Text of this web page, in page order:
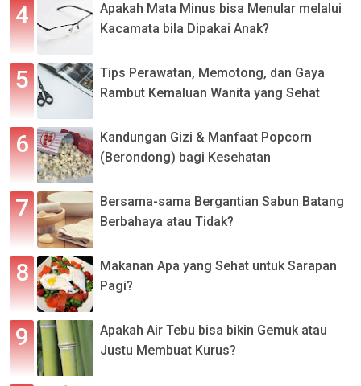
Apakah Mata Minus bisa Menular melalui
Kacamata bila Dipakai Anak?
Tips Perawatan, Memotong, dan Gaya
Rambut Kemaluan Wanita yang Sehat
Kandungan Gizi & Manfaat Popcorn
(Berondong) bagi Kesehatan
Bersama-sama Bergantian Sabun Batang
Berbahaya atau Tidak?
Makanan Apa yang Sehat untuk Sarapan
Pagi?
Apakah Air Tebu bisa bikin Gemuk atau
Justu Membuat Kurus?